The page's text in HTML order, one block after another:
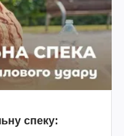
спеку: